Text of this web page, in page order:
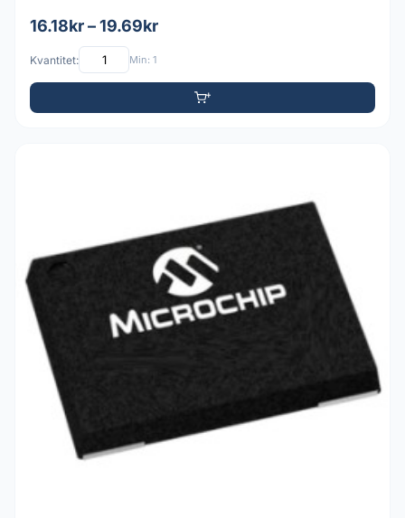
16.18kr – 19.69kr
Kvantitet: Min: 1